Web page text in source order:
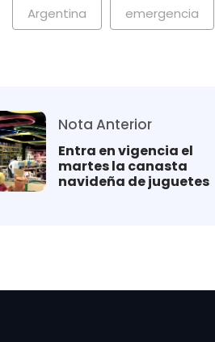
Argentina emergencia
Nota Anterior
Entra en vigencia el
martes la canasta
navideña de juguetes